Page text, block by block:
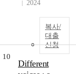
2024
복사/
대출
신청
10
Different